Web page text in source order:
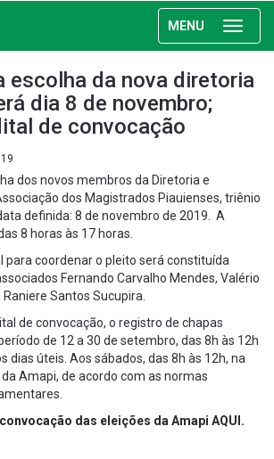
MENU
escolha da nova diretoria
dia 8 de novembro;
de convocação
dos novos membros da Diretoria e
dos Magistrados Piauienses, triênio
definida: 8 de novembro de 2019. A
8 horas às 17 horas.
para coordenar o pleito será constituída
Fernando Carvalho Mendes, Valério
Santos Sucupira.
de convocação, o registro de chapas
de 12 a 30 de setembro, das 8h às 12h
dias úteis. Aos sábados, das 8h às 12h, na
Amapi, de acordo com as normas
das eleições da Amapi AQUI.